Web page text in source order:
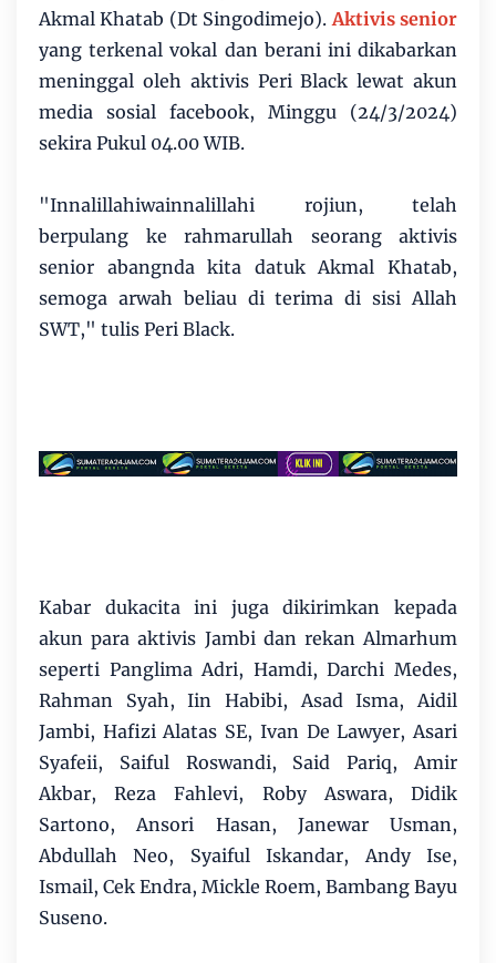
Akmal Khatab (Dt Singodimejo). Aktivis senior
yang terkenal vokal dan berani ini dikabarkan
meninggal oleh aktivis Peri Black lewat akun
media sosial facebook, Minggu (24/3/2024)
sekira Pukul 04.00 WIB.
"Innalillahiwainnalillahi rojiun, telah
berpulang ke rahmarullah seorang aktivis
senior abangnda kita datuk Akmal Khatab,
semoga arwah beliau di terima di sisi Allah
SWT," tulis Peri Black.
Kabar dukacita ini juga dikirimkan kepada
akun para aktivis Jambi dan rekan Almarhum
seperti Panglima Adri, Hamdi, Darchi Medes,
Rahman Syah, Iin Habibi, Asad Isma, Aidil
Jambi, Hafizi Alatas SE, Ivan De Lawyer, Asari
Syafeii, Saiful Roswandi, Said Pariq, Amir
Akbar, Reza Fahlevi, Roby Aswara, Didik
Sartono, Ansori Hasan, Janewar Usman,
Abdullah Neo, Syaiful Iskandar, Andy Ise,
Ismail, Cek Endra, Mickle Roem, Bambang Bayu
Suseno.